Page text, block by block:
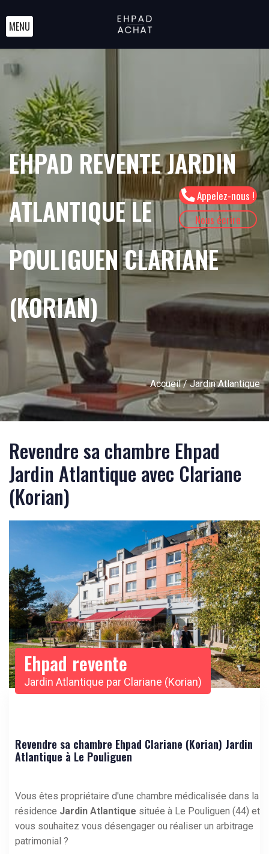
Appelez-nous !
Nous écrire
MENU
EHPAD REVENTE JARDIN
ATLANTIQUE LE
POULIGUEN CLARIANE
(KORIAN)
Accueil/ Jardin Atlantique
Revendre sa chambre Ehpad
Jardin Atlantique avec Clariane
(Korian)
Ehpad revente
Jardin Atlantique par Clariane (Korian)
Revendre sa chambre Ehpad Clariane (Korian) Jardin
Atlantique à Le Pouliguen
Vous êtes propriétaire d'une chambre médicalisée dans la
résidence Jardin Atlantique située à Le Pouliguen (44) et
vous souhaitez vous désengager ou réaliser un arbitrage
patrimonial ?